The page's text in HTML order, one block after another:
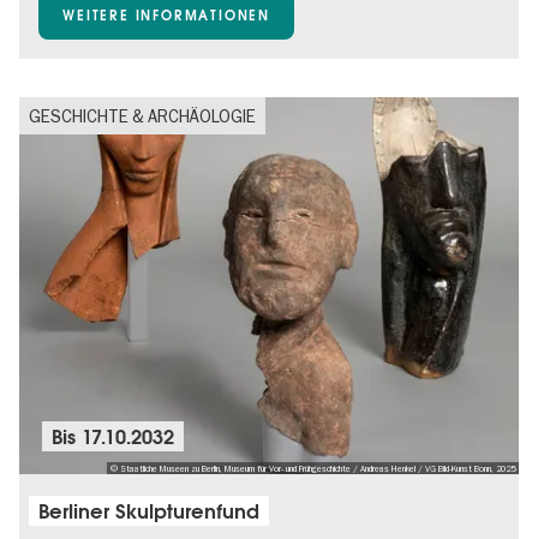
Kinder
Shopping
WEITERE INFORMATIONEN
GESCHICHTE & ARCHÄOLOGIE
© Staatliche Museen zu Berlin, Museum für Vor- und Frühgeschichte / Andreas Henkel / VG Bild-Kunst Bonn, 2025
Bis 17.10.2032
Berliner Skulpturenfund